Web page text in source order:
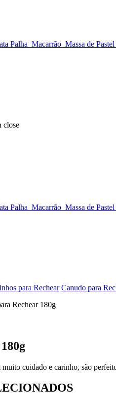
Palha Macarrão Massa de
Palha Macarrão Massa de
para Rechear Canudo para
cuidado e carinho, são